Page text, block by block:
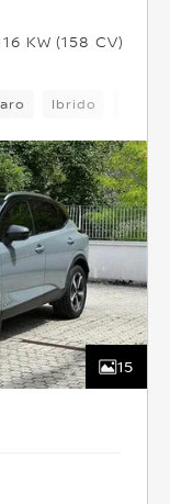
KW (158 CV)
Ibrido
15